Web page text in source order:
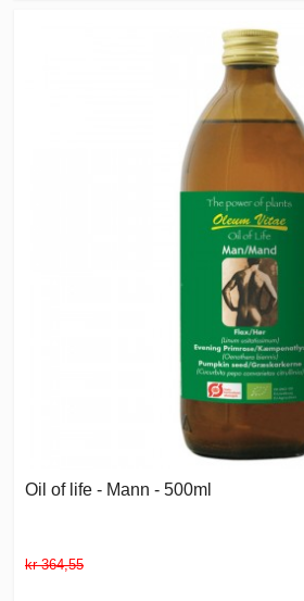
Oil of life - Mann - 500ml
kr 364,55